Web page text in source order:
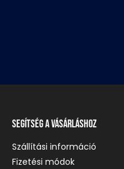
Segítség a vásárláshoz
Szállítási információ
Fizetési módok